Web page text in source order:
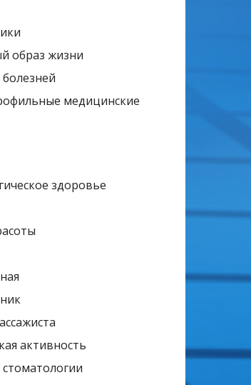
образ жизни
медицинские
здоровье
активность